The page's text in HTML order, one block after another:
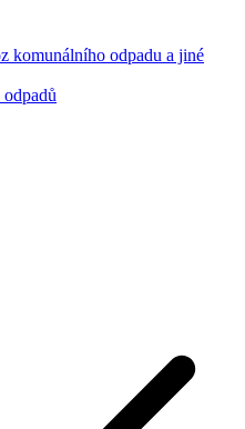
komunálního odpadu a jiné